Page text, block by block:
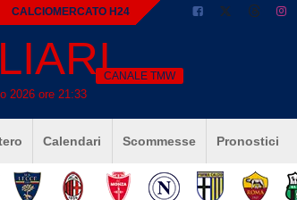
CALCIOMERCATO H24
2026 ore 21:33
CANALE TMW
Calendari Scommesse Pronostici